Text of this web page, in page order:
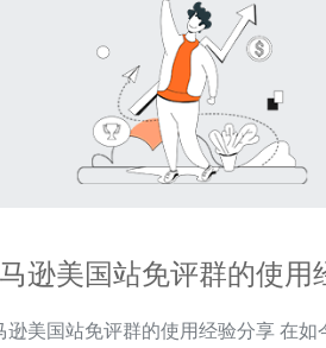
逊美国站免评群的使用
美国站免评群的使用经验分享 在如今的电商环